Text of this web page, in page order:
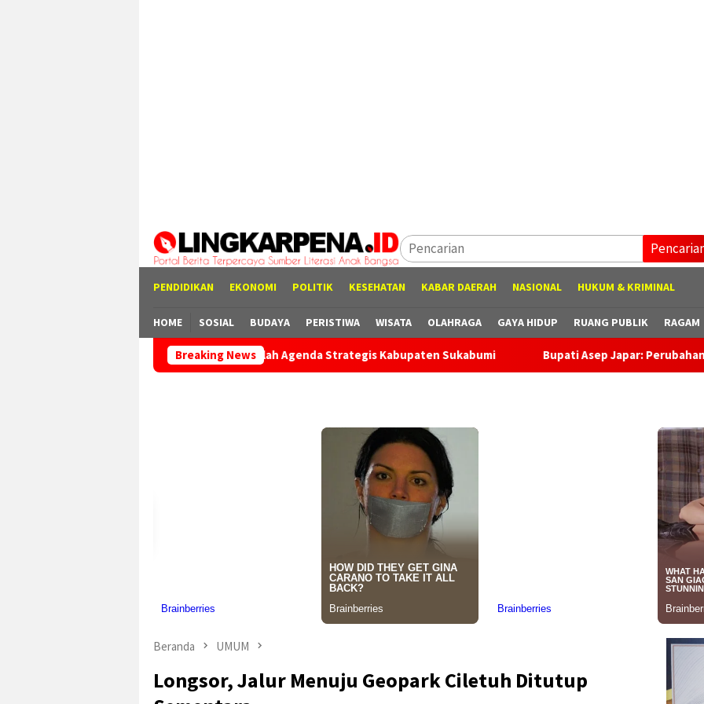
PENDIDIKAN EKONOMI POLITIK KESEHATAN KABAR DAERAH NASIONAL HUKUM & KRIMINAL
HOME SOSIAL BUDAYA PERISTIWA WISATA OLAHRAGA GAYA HIDUP RUANG PUBLIK RAGAM
Breaking News
Rapat Paripurna Bahas Sejumlah Agenda Strategis Kabupaten Sukabumi Bupati Asep Japar: Perubahan APBD Harus
Beranda UMUM
Longsor, Jalur Menuju Geopark Ciletuh Ditutup